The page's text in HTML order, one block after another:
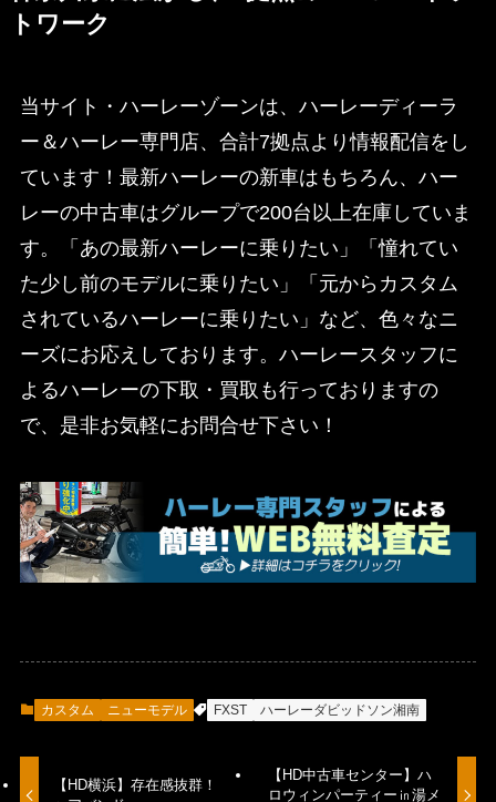
トワーク
当サイト・ハーレーゾーンは、ハーレーディーラ
ー＆ハーレー専門店、合計7拠点より情報配信をし
ています！最新ハーレーの新車はもちろん、ハー
レーの中古車はグループで200台以上在庫していま
す。「あの最新ハーレーに乗りたい」「憧れてい
た少し前のモデルに乗りたい」「元からカスタム
されているハーレーに乗りたい」など、色々なニ
ーズにお応えしております。ハーレースタッフに
よるハーレーの下取・買取も行っておりますの
で、是非お気軽にお問合せ下さい！
カスタム ニューモデル FXST ハーレーダビッドソン湘南
【HD横浜】存在感抜群！
【HD中古車センター】ハ
ロウィンパーティー㏌湯メ